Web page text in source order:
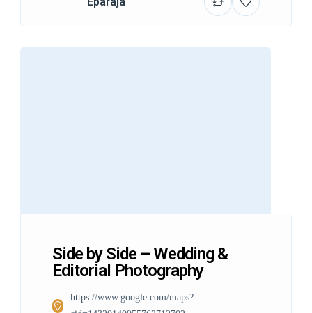
Side by Side – Wedding &
Editorial Photography
https://www.google.com/maps?